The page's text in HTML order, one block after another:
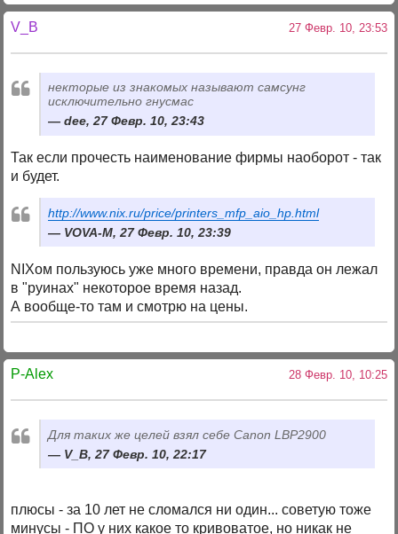
V_B 27 Февр. 10, 23:53
некторые из знакомых называют самсунг
исключительно гнусмас
dee, 27 Февр. 10, 23:43
Так если прочесть наименование фирмы наоборот - так
и будет.
http://www.nix.ru/price/printers_mfp_aio_hp.html
VOVA-M, 27 Февр. 10, 23:39
NIXом пользуюсь уже много времени, правда он лежал
в "руинах" некоторое время назад.
А вообще-то там и смотрю на цены.
P-Alex 28 Февр. 10, 10:25
Для таких же целей взял себе Canon LBP2900
V_B, 27 Февр. 10, 22:17
плюсы - за 10 лет не сломался ни один... советую тоже
минусы - ПО у них какое то кривоватое, но никак не